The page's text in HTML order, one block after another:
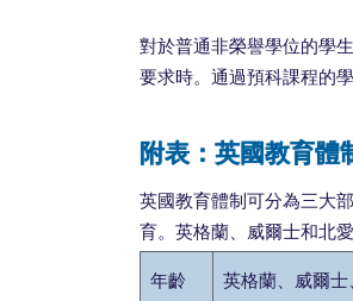
對於普通非榮譽學位的學
要求時。通過預科課程的
附表：英國教育體
英國教育體制可分為三大
育。英格蘭、威爾士和北
年齡 英格蘭、威爾